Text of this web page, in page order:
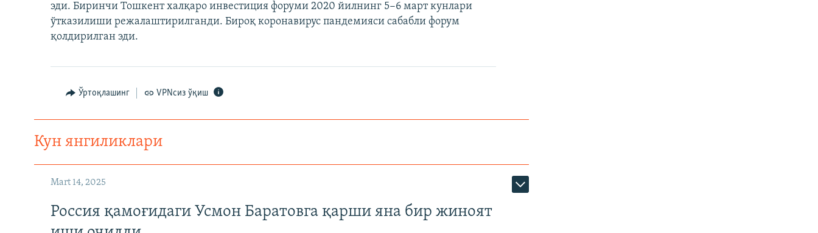
эди. Биринчи Тошкент халқаро инвестиция форуми 2020 йилнинг 5−6 март кунлари
ўтказилиши режалаштирилганди. Бироқ коронавирус пандемияси сабабли форум
қолдирилган эди.
Ўртоқлашинг VPNсиз ўқиш
Кун янгиликлари
Mart 14, 2025
Россия қамоғидаги Усмон Баратовга қарши яна бир жиноят